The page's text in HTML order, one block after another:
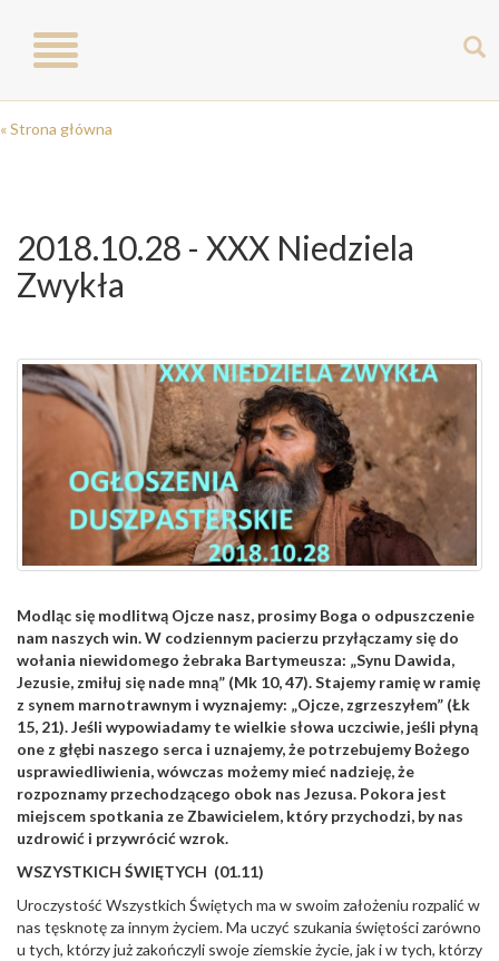
Toggle
navigation
« Strona główna
2018.10.28 - XXX Niedziela
Zwykła
Modląc się modlitwą Ojcze nasz, prosimy Boga o odpuszczenie
nam naszych win. W codziennym pacierzu przyłączamy się do
wołania niewidomego żebraka Bartymeusza: „Synu Dawida,
Jezusie, zmiłuj się nade mną” (Mk 10, 47). Stajemy ramię w ramię
z synem marnotrawnym i wyznajemy: „Ojcze, zgrzeszyłem” (Łk
15, 21). Jeśli wypowiadamy te wielkie słowa uczciwie, jeśli płyną
one z głębi naszego serca i uznajemy, że potrzebujemy Bożego
usprawiedliwienia, wówczas możemy mieć nadzieję, że
rozpoznamy przechodzącego obok nas Jezusa. Pokora jest
miejscem spotkania ze Zbawicielem, który przychodzi, by nas
uzdrowić i przywrócić wzrok.
WSZYSTKICH ŚWIĘTYCH (01.11)
Uroczystość Wszystkich Świętych ma w swoim założeniu rozpalić w
nas tęsknotę za innym życiem. Ma uczyć szukania świętości zarówno
u tych, którzy już zakończyli swoje ziemskie życie, jak i w tych, którzy